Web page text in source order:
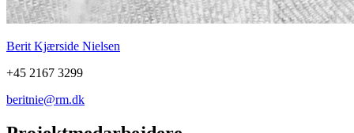
Berit Kjærside Nielsen
+45 2167 3299
beritnie@rm.dk